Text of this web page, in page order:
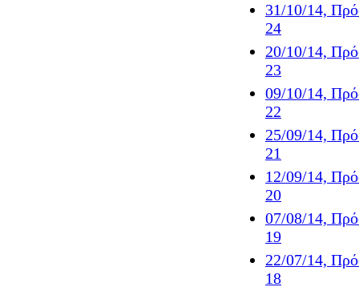
31/10/14,
24
20/10/14,
23
09/10/14,
22
25/09/14,
21
12/09/14,
20
07/08/14,
19
22/07/14,
18